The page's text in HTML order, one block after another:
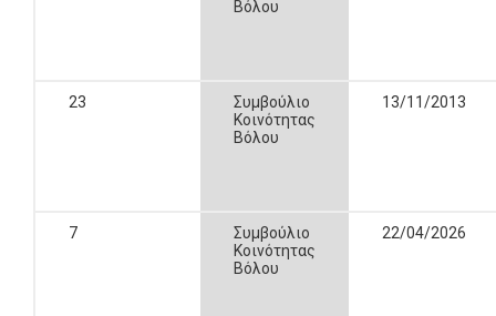
Βόλου
23
Συμβούλιο
Κοινότητας
Βόλου
13/11/2013
7
Συμβούλιο
Κοινότητας
Βόλου
22/04/2026